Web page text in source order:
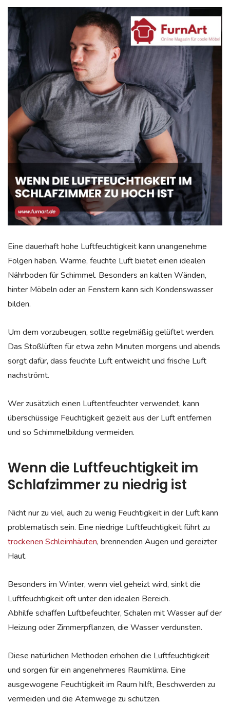
Eine dauerhaft hohe Luftfeuchtigkeit kann unangenehme
Folgen haben. Warme, feuchte Luft bietet einen idealen
Nährboden für Schimmel. Besonders an kalten Wänden,
hinter Möbeln oder an Fenstern kann sich Kondenswasser
bilden.
Um dem vorzubeugen, sollte regelmäßig gelüftet werden.
Das Stoßlüften für etwa zehn Minuten morgens und abends
sorgt dafür, dass feuchte Luft entweicht und frische Luft
nachströmt.
Wer zusätzlich einen Luftentfeuchter verwendet, kann
überschüssige Feuchtigkeit gezielt aus der Luft entfernen
und so Schimmelbildung vermeiden.
Wenn die Luftfeuchtigkeit im
Schlafzimmer zu niedrig ist
Nicht nur zu viel, auch zu wenig Feuchtigkeit in der Luft kann
problematisch sein. Eine niedrige Luftfeuchtigkeit führt zu
trockenen Schleimhäuten, brennenden Augen und gereizter
Haut.
Besonders im Winter, wenn viel geheizt wird, sinkt die
Luftfeuchtigkeit oft unter den idealen Bereich.
Abhilfe schaffen Luftbefeuchter, Schalen mit Wasser auf der
Heizung oder Zimmerpflanzen, die Wasser verdunsten.
Diese natürlichen Methoden erhöhen die Luftfeuchtigkeit
und sorgen für ein angenehmeres Raumklima. Eine
ausgewogene Feuchtigkeit im Raum hilft, Beschwerden zu
vermeiden und die Atemwege zu schützen.